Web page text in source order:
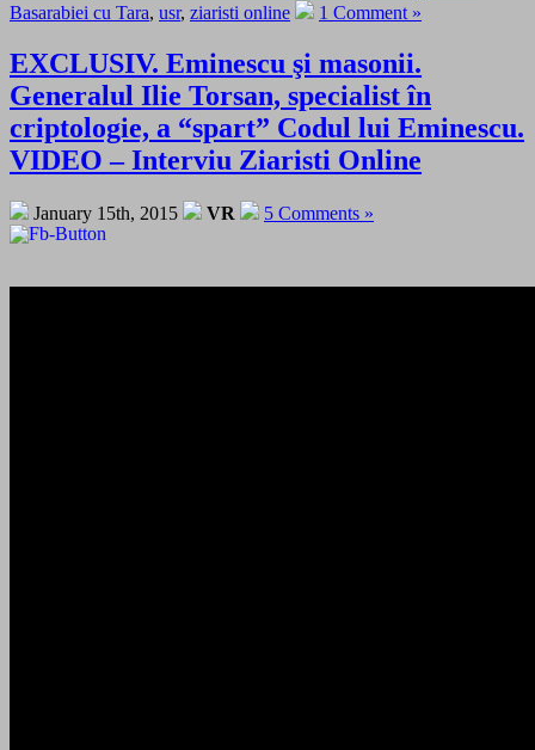
Basarabiei cu Tara, usr, ziaristi online 1 Comment »
EXCLUSIV. Eminescu şi masonii.
Generalul Ilie Torsan, specialist în
criptologie, a “spart” Codul lui Eminescu.
VIDEO – Interviu Ziaristi Online
January 15th, 2015 VR 5 Comments »